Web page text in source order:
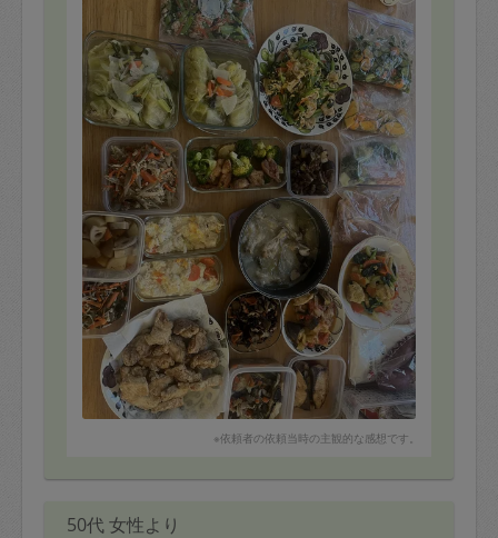
※依頼者の依頼当時の主観的な感想です。
50代 女性より